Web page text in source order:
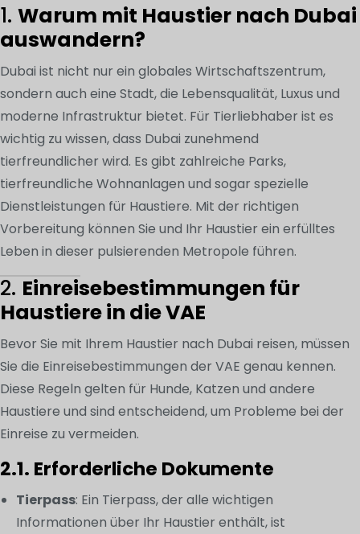
1. Warum mit Haustier nach Dubai
auswandern?
Dubai ist nicht nur ein globales Wirtschaftszentrum,
sondern auch eine Stadt, die Lebensqualität, Luxus und
moderne Infrastruktur bietet. Für Tierliebhaber ist es
wichtig zu wissen, dass Dubai zunehmend
tierfreundlicher wird. Es gibt zahlreiche Parks,
tierfreundliche Wohnanlagen und sogar spezielle
Dienstleistungen für Haustiere. Mit der richtigen
Vorbereitung können Sie und Ihr Haustier ein erfülltes
Leben in dieser pulsierenden Metropole führen.
2. Einreisebestimmungen für
Haustiere in die VAE
Bevor Sie mit Ihrem Haustier nach Dubai reisen, müssen
Sie die Einreisebestimmungen der VAE genau kennen.
Diese Regeln gelten für Hunde, Katzen und andere
Haustiere und sind entscheidend, um Probleme bei der
Einreise zu vermeiden.
2.1. Erforderliche Dokumente
Tierpass: Ein Tierpass, der alle wichtigen
Informationen über Ihr Haustier enthält, ist